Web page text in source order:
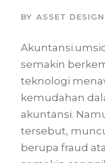
BY ASSET
semakin
teknologi
kemudahan
akuntansi.
tersebut,
berupa fraud